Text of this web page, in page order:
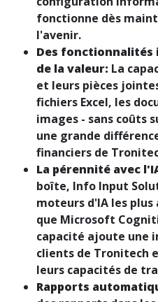
fonctionne dès
l'avenir.
Des
de la valeur: La
et leurs pièces
fichiers Excel, les
images - sans coûts
une grande
financiers de
La pérennité avec
boîte, Info Input
moteurs d'IA les plus
que Microsoft
capacité ajoute une
clients de Tronitech
leurs capacités de
Rapports